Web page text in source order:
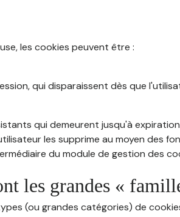
les cookies peuvent être :
qui disparaissent dès que
qui demeurent jusqu'à
les supprime au moyen des
du module de gestion des
les grandes «
(ou grandes catégories) de